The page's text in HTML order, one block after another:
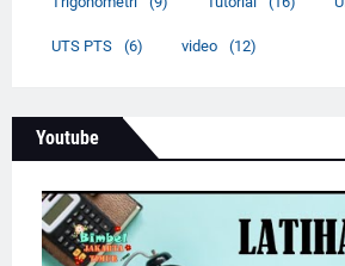
UTS PTS (6) video (12)
Youtube